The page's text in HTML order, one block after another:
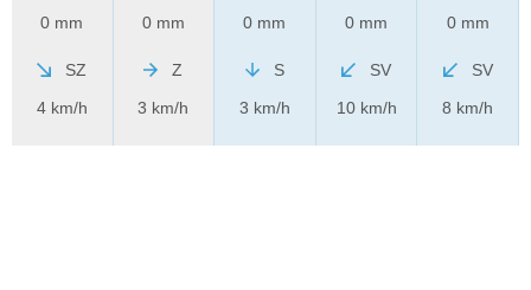
0 mm
SZ
4 km/h
0 mm
Z
3 km/h
0 mm
S
3 km/h
0 mm
SV
10 km/h
0 mm
SV
8 km/h